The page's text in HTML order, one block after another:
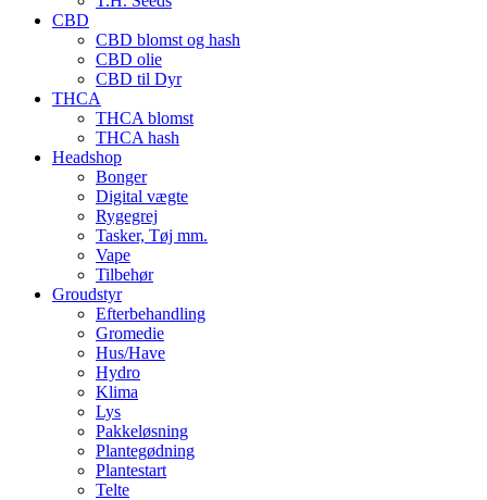
CBD
CBD blomst og hash
CBD olie
CBD til Dyr
THCA
THCA blomst
THCA hash
Headshop
Bonger
Digital vægte
Rygegrej
Tasker, Tøj mm.
Vape
Tilbehør
Groudstyr
Efterbehandling
Gromedie
Hus/Have
Hydro
Klima
Lys
Pakkeløsning
Plantegødning
Plantestart
Telte